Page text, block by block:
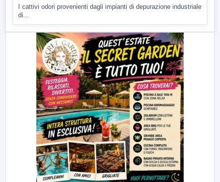
I cattivi odori provenienti dagli impianti di depurazione industriale
di...